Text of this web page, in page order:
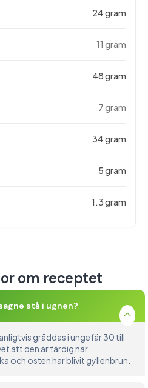
24 gram
11 gram
48 gram
7 gram
34 gram
5 gram
1.3 gram
om receptet
stå i ugnen?
gräddas i ungefär 30 till
att den är färdig när
och osten har blivit gyllenbrun.